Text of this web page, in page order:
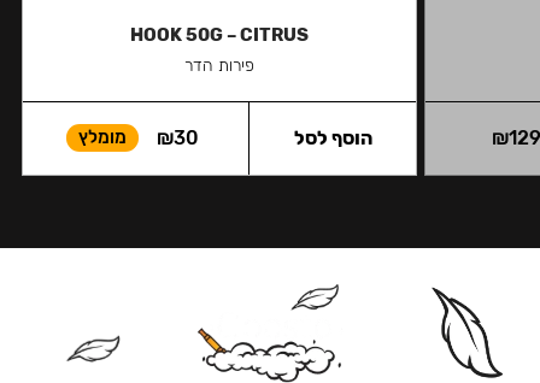
₪129
HOOK 50G – CITRUS
פירות הדר
₪30 מומלץ הוסף לסל